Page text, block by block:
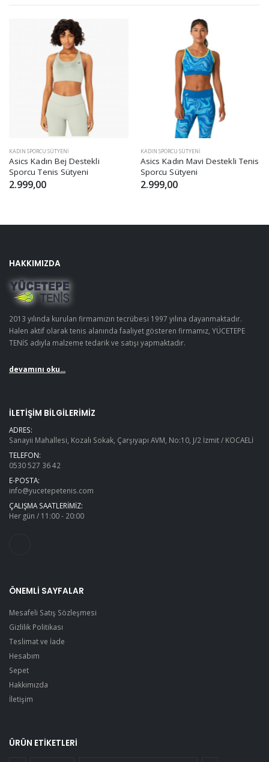
KADIN SPORCU SÜTYENI
Asics Kadın Bej Destekli
Sporcu Tenis Sütyeni
2.999,00
KADIN SPORCU SÜTYENI
Asics Kadın Mavi Destekli Tenis
Sporcu Sütyeni
2.999,00
HAKKIMIZDA
2013 yılında kurulan firmamızın tecrübesi 1997 yılına dayanmaktadır.
Halen aktif olarak tenis alanında faaliyet gösteren firmamız, YÜCETEPE
TENİS adıyla malzeme tedarik ve satışı yapmaktadır.
devamını oku...
İLETIŞIM BILGILERIMIZ
ADRES:
Sanayii Mahallesi, Kozalı Sokak, Çarşıyapı AVM, No:10, J/2 İzmit / KOCAELİ
TELEFON:
0530 527 36 42
E-POSTA:
info@yucetepetenis.com
ÇALIŞMA SAATLERIMIZ:
Her gün / 11:00 - 20:00
ÖNEMLI SAYFALAR
Mesafeli Satış Sözleşmesi
Gizlilik Politikası
Teslimat ve İade
Hesabım
Sepet
Hakkımızda
İletişim
ÜRÜN ETIKETLERI